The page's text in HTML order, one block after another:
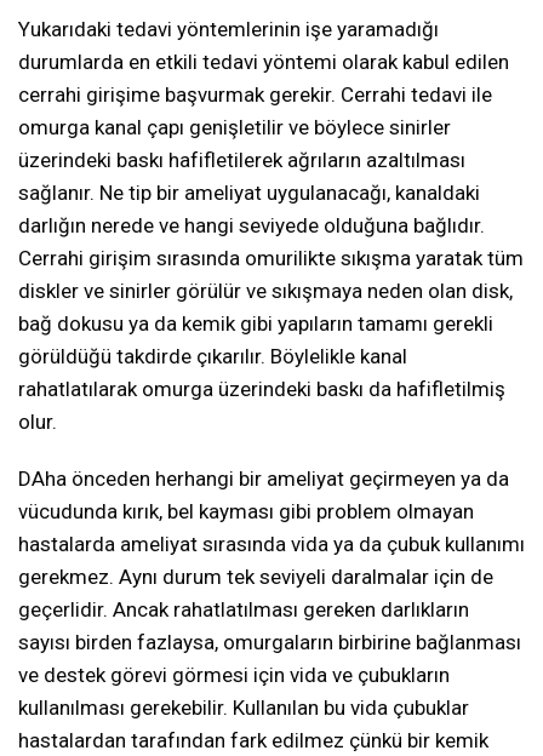
Yukarıdaki tedavi yöntemlerinin işe yaramadığı
durumlarda en etkili tedavi yöntemi olarak kabul edilen
cerrahi girişime başvurmak gerekir. Cerrahi tedavi ile
omurga kanal çapı genişletilir ve böylece sinirler
üzerindeki baskı hafifletilerek ağrıların azaltılması
sağlanır. Ne tip bir ameliyat uygulanacağı, kanaldaki
darlığın nerede ve hangi seviyede olduğuna bağlıdır.
Cerrahi girişim sırasında omurilikte sıkışma yaratak tüm
diskler ve sinirler görülür ve sıkışmaya neden olan disk,
bağ dokusu ya da kemik gibi yapıların tamamı gerekli
görüldüğü takdirde çıkarılır. Böylelikle kanal
rahatlatılarak omurga üzerindeki baskı da hafifletilmiş
olur.
DAha önceden herhangi bir ameliyat geçirmeyen ya da
vücudunda kırık, bel kayması gibi problem olmayan
hastalarda ameliyat sırasında vida ya da çubuk kullanımı
gerekmez. Aynı durum tek seviyeli daralmalar için de
geçerlidir. Ancak rahatlatılması gereken darlıkların
sayısı birden fazlaysa, omurgaların birbirine bağlanması
ve destek görevi görmesi için vida ve çubukların
kullanılması gerekebilir. Kullanılan bu vida çubuklar
hastalardan tarafından fark edilmez çünkü bir kemik